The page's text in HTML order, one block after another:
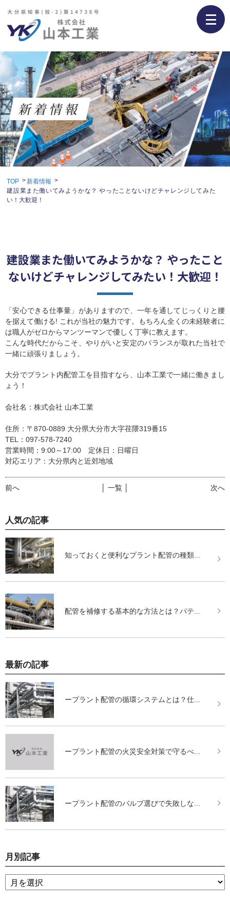
新着情報
TOP
新着情報
建設業また働いてみようかな？ やったことないけどチャレンジしてみた
い！大歓迎！
建設業また働いてみようかな？ やったこと
ないけどチャレンジしてみたい！大歓迎！
「安心できる仕事量」がありますので、一年を通してじっくりと腰
を据えて働ける! これが当社の魅力です。もちろん全くの未経験者に
は職人がゼロからマンツーマンで優しく丁寧に教えます。
こんな時代だからこそ、やりがいと安定のバランスが取れた当社で
一緒に頑張りましょう。
大分でプラント内配管工を目指すなら、山本工業で一緒に働きまし
ょう！
会社名：株式会社 山本工業
住所：〒870-0889 大分県大分市大字荏隈319番15
TEL：097-578-7240
営業時間：9:00～17:00 定休日：日曜日
対応エリア：大分県内と近郊地域
前へ 次へ
│ 一覧 │
人気の記事
知っておくと便利なプラント配管の種類...
配管を補修する基本的な方法とは？パテ...
最新の記事
ープラント配管の循環システムとは？仕...
ープラント配管の火災安全対策で守るべ...
ープラント配管のバルブ選びで失敗しな...
月別記事